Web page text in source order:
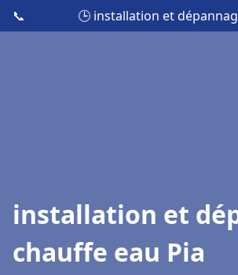
📞 🕒 installation et
installation et
chauffe eau Pia